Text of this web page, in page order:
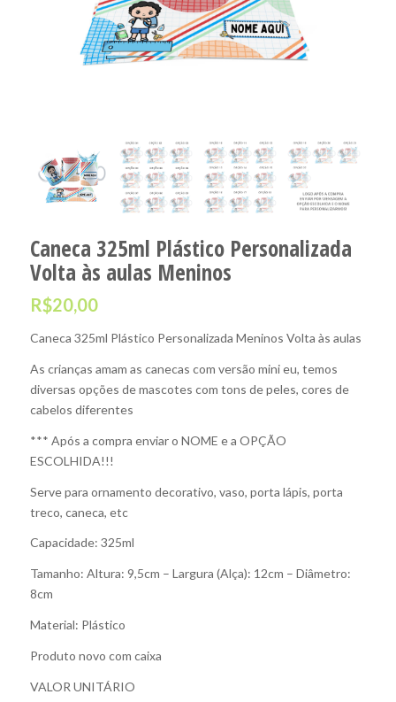
Caneca 325ml Plástico Personalizada
Volta às aulas Meninos
R$20,00
Caneca 325ml Plástico Personalizada Meninos Volta às aulas
As crianças amam as canecas com versão mini eu, temos
diversas opções de mascotes com tons de peles, cores de
cabelos diferentes
*** Após a compra enviar o NOME e a OPÇÃO
ESCOLHIDA!!!
Serve para ornamento decorativo, vaso, porta lápis, porta
treco, caneca, etc
Capacidade: 325ml
Tamanho: Altura: 9,5cm – Largura (Alça): 12cm – Diâmetro:
8cm
Material: Plástico
Produto novo com caixa
VALOR UNITÁRIO